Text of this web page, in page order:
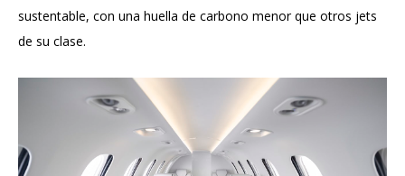
sustentable, con una huella de carbono menor que otros jets
de su clase.